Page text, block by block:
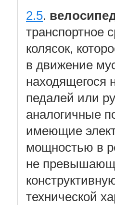
2.5.
транспортное
колясок,
в движение
находящегося
педалей или
аналогичные
имеющие
мощностью в
не
технической